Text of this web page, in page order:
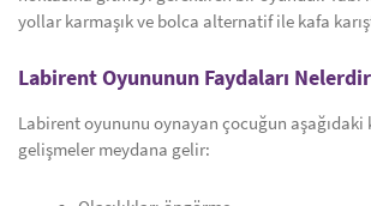
yollar karmaşık ve bolca alternatif ile kafa
Labirent Oyununun Faydaları
Labirent oyununu oynayan çocuğun
gelişmeler meydana gelir: